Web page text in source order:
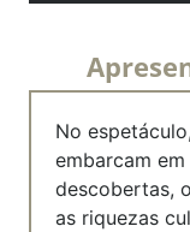
No
embarcam
descobertas,
as riquezas